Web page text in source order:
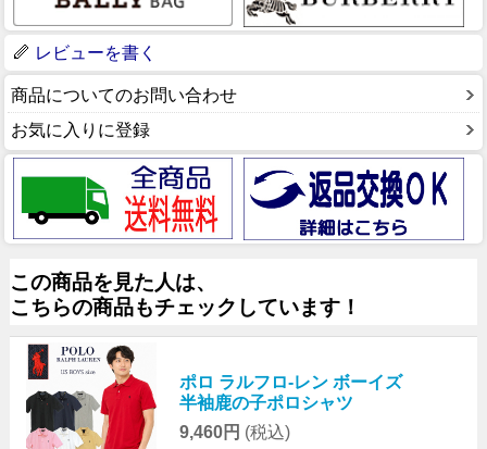
レビューを書く
商品についてのお問い合わせ
お気に入りに登録
この商品を見た人は、
こちらの商品もチェックしています！
ポロ ラルフロ-レン ボーイズ
半袖鹿の子ポロシャツ
9,460円 (税込)